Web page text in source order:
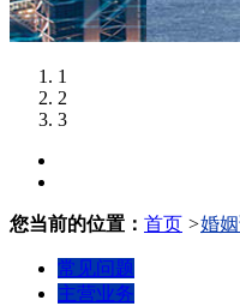
1
2
3
您当前的位置： 首页 >婚
常见问题
主营业务